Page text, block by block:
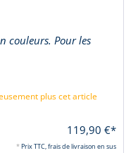
couleurs. Pour les
plus cet article
119,90 €*
*Prix TTC, frais de livraison en sus